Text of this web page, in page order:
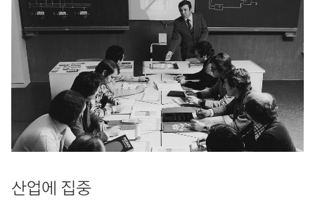
산업에 집중